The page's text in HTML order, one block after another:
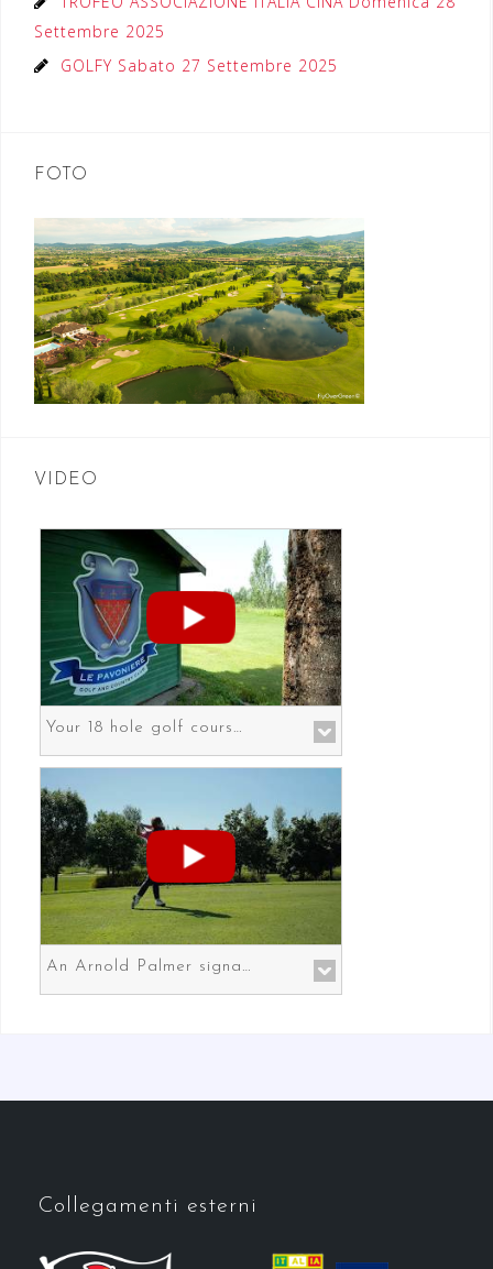
Settembre 2025
GOLFY Sabato 27 Settembre 2025
FOTO
VIDEO
Your 18 hole golf course in Prato the gateway to Florence
An Arnold Palmer signature course in Prato the gateway to Florence
Collegamenti esterni